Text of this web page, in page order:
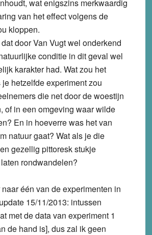
wat enigszins merkwaardig
van het effect volgens de
kloppen.
door Van Vugt wel onderkend
conditie in dit geval wel
karakter had. Wat zou het
hetzelfde experiment zou
die net door de woestijn
of in een omgeving waar wilde
En in hoeverre was het van
natuur gaat? Wat als je die
gezellig pittoresk stukje
rondwandelen?
één van de experimenten in
15/11/2013: intussen
met de data van experiment 1
de hand is], dus zal ik geen